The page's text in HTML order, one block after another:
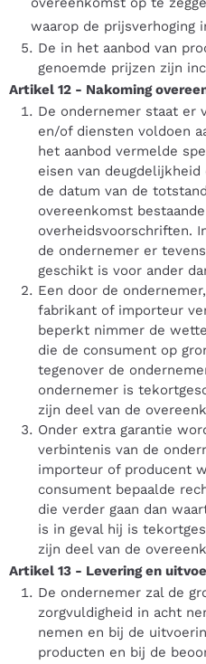
waarop de prijsverhoging
De in het aanbod van
genoemde prijzen zijn
Artikel 12 - Nakoming
De ondernemer staat er
en/of diensten voldoen
het aanbod vermelde
eisen van
de datum van de
overeenkomst
overheidsvoorschriften.
de ondernemer er
geschikt is voor ander
Een door de
fabrikant of importeur
beperkt nimmer de
die de consument op
tegenover de
ondernemer is
zijn deel van de
Onder extra garantie
verbintenis van de
importeur of producent
consument bepaalde
die verder gaan dan
is in geval hij is
zijn deel van de
Artikel 13 - Levering en
De ondernemer zal de
zorgvuldigheid in acht
nemen en bij de
producten en bij de